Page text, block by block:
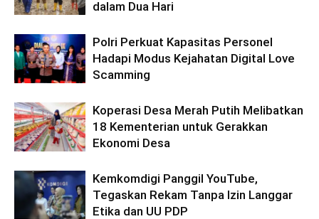
dalam Dua Hari
Polri Perkuat Kapasitas Personel
Hadapi Modus Kejahatan Digital Love
Scamming
Koperasi Desa Merah Putih Melibatkan
18 Kementerian untuk Gerakkan
Ekonomi Desa
Kemkomdigi Panggil YouTube,
Tegaskan Rekam Tanpa Izin Langgar
Etika dan UU PDP